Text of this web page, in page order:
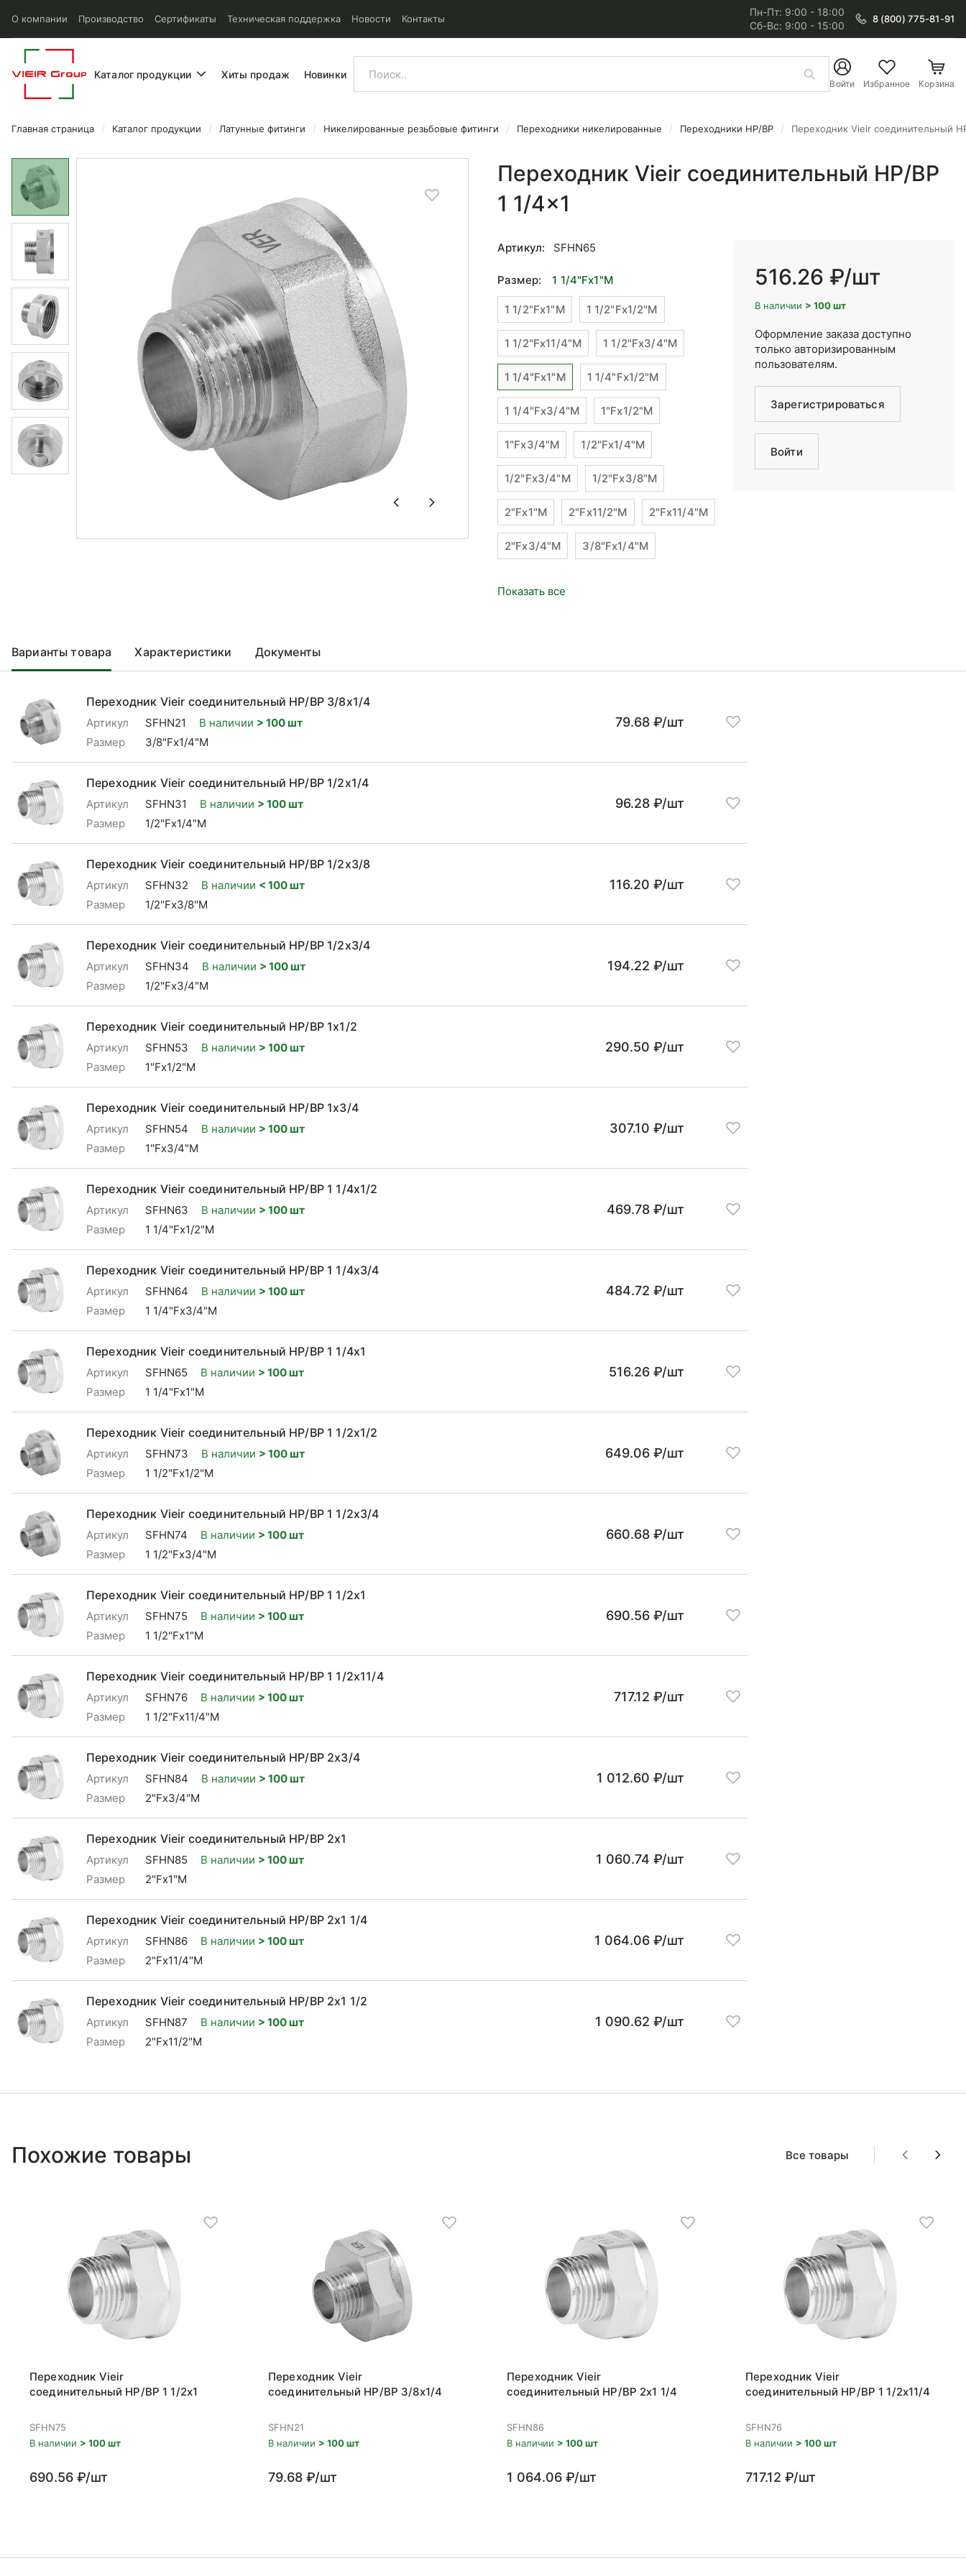
О компании Производство Сертификаты Техническая поддержка Новости Контакты
Пн-Пт: 9:00 - 18:00
Сб-Вс: 9:00 - 15:00
8 (800) 775-81-91
Каталог продукции Хиты продаж Новинки
Войти Избранное Корзина
Главная страница Каталог продукции Латунные фитинги Никелированные резьбовые фитинги Переходники никелированные Переходники НР/ВР Переходник Vieir соединительный
Переходник Vieir соединительный НР/ВР
1 1/4x1
Артикул: SFHN65
Размер: 1 1/4"Fx1"М
1 1/2"Fx1"М 1 1/2"Fx1/2"М
1 1/2"Fx11/4"M 1 1/2"Fx3/4"М
1 1/4"Fx1"М 1 1/4"Fx1/2"М
1 1/4"Fx3/4"М 1"Fx1/2"М
1"Fx3/4"М 1/2"Fx1/4"М
1/2"Fx3/4"М 1/2"Fx3/8"М
2"Fx1"М 2"Fx11/2"M 2"Fx11/4"M
2"Fx3/4"М 3/8"Fx1/4"М
Показать все
516.26 ₽/шт
В наличии > 100 шт
Оформление заказа доступно
только авторизированным
пользователям.
Зарегистрироваться
Войти
Варианты товара Характеристики Документы
Переходник Vieir соединительный НР/ВР 3/8x1/4
Артикул SFHN21 В наличии > 100 шт
Размер
3/8"Fx1/4"М
79.68 ₽/шт
Переходник Vieir соединительный НР/ВР 1/2x1/4
Артикул SFHN31 В наличии > 100 шт
Размер
1/2"Fx1/4"М
96.28 ₽/шт
Переходник Vieir соединительный НР/ВР 1/2x3/8
Артикул SFHN32 В наличии < 100 шт
Размер
1/2"Fx3/8"М
116.20 ₽/шт
Переходник Vieir соединительный НР/ВР 1/2x3/4
Артикул SFHN34 В наличии > 100 шт
Размер
1/2"Fx3/4"М
194.22 ₽/шт
Переходник Vieir соединительный НР/ВР 1x1/2
Артикул SFHN53 В наличии > 100 шт
Размер
1"Fx1/2"М
290.50 ₽/шт
Переходник Vieir соединительный НР/ВР 1x3/4
Артикул SFHN54 В наличии > 100 шт
Размер
1"Fx3/4"М
307.10 ₽/шт
Переходник Vieir соединительный НР/ВР 1 1/4x1/2
Артикул SFHN63 В наличии > 100 шт
Размер
1 1/4"Fx1/2"М
469.78 ₽/шт
Переходник Vieir соединительный НР/ВР 1 1/4x3/4
Артикул SFHN64 В наличии > 100 шт
Размер
1 1/4"Fx3/4"М
484.72 ₽/шт
Переходник Vieir соединительный НР/ВР 1 1/4x1
Артикул SFHN65 В наличии > 100 шт
Размер
1 1/4"Fx1"М
516.26 ₽/шт
Переходник Vieir соединительный НР/ВР 1 1/2x1/2
Артикул SFHN73 В наличии > 100 шт
Размер
1 1/2"Fx1/2"М
649.06 ₽/шт
Переходник Vieir соединительный НР/ВР 1 1/2x3/4
Артикул SFHN74 В наличии > 100 шт
Размер
1 1/2"Fx3/4"М
660.68 ₽/шт
Переходник Vieir соединительный НР/ВР 1 1/2x1
Артикул SFHN75 В наличии > 100 шт
Размер
1 1/2"Fx1"М
690.56 ₽/шт
Переходник Vieir соединительный НР/ВР 1 1/2x11/4
Артикул SFHN76 В наличии > 100 шт
Размер
1 1/2"Fx11/4"M
717.12 ₽/шт
Переходник Vieir соединительный НР/ВР 2x3/4
Артикул SFHN84 В наличии > 100 шт
Размер
2"Fx3/4"М
1 012.60 ₽/шт
Переходник Vieir соединительный НР/ВР 2x1
Артикул SFHN85 В наличии > 100 шт
Размер
2"Fx1"М
1 060.74 ₽/шт
Переходник Vieir соединительный НР/ВР 2x1 1/4
Артикул SFHN86 В наличии > 100 шт
Размер
2"Fx11/4"M
1 064.06 ₽/шт
Переходник Vieir соединительный НР/ВР 2x1 1/2
Артикул SFHN87 В наличии > 100 шт
Размер
2"Fx11/2"M
1 090.62 ₽/шт
Похожие товары Все товары
Переходник Vieir
соединительный НР/ВР 1 1/2x1
SFHN75
В наличии > 100 шт
690.56 ₽/шт
Переходник Vieir
соединительный НР/ВР 3/8x1/4
SFHN21
В наличии > 100 шт
79.68 ₽/шт
Переходник Vieir
соединительный НР/ВР 2x1 1/4
SFHN86
В наличии > 100 шт
1 064.06 ₽/шт
Переходник Vieir
соединительный НР/ВР 1 1/2x11/4
SFHN76
В наличии > 100 шт
717.12 ₽/шт